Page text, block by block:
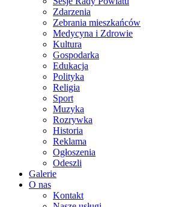
Zdarzenia
Zebrania mieszkańców
Medycyna i Zdrowie
Kultura
Gospodarka
Edukacja
Polityka
Religia
Sport
Muzyka
Rozrywka
Historia
Reklama
Ogłoszenia
Odeszli
Galerie
O nas
Kontakt